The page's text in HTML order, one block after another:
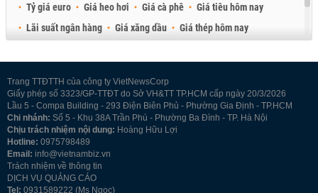
Tỷ giá euro
Giá heo hơi Giá cà phê
Giá tiêu hôm nay
Lãi suất ngân hàng
Giá xăng dầu
Giá thép hôm nay
Trang TTĐTTH của công ty VietNewsCorp
Giấy phép số 3323/GP-TTĐT do Sở VH&TT TP.HCM cấp ngày 20/3/2026
Lầu 5 - Compa Building - 293 Điện Biên Phủ - Phường Gia Định - TP.HCM
Chi nhánh: Số 5 - Khu 38A Trần Phú - Phường Ba Đình - TP. Hà Nội
Chịu trách nhiệm nội dung: Hoàng Hữu Lợi
Hotline: 0975798489
Email: info@vietnambiz.vn
Trách nhiệm về thông tin
DỊCH VỤ QUẢNG CÁO
Tel: 0931589222 (Ms Ngọc)